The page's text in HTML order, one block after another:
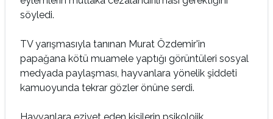
söyledi.
TV yarışmasıyla tanınan Murat Özdemir'in
papağana kötü muamele yaptığı görüntüleri sosyal
medyada paylaşması, hayvanlara yönelik şiddeti
kamuoyunda tekrar gözler önüne serdi.